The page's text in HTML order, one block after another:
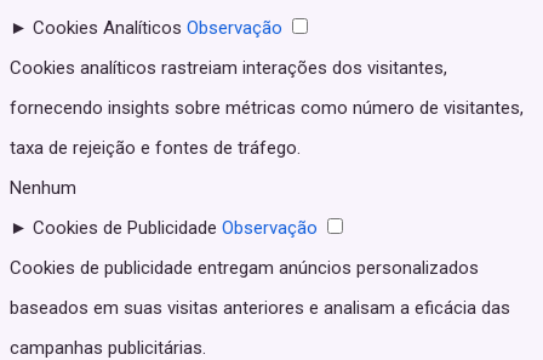
► Cookies Analíticos Observação
Cookies analíticos rastreiam interações dos visitantes,
fornecendo insights sobre métricas como número de visitantes,
taxa de rejeição e fontes de tráfego.
Nenhum
► Cookies de Publicidade Observação
Cookies de publicidade entregam anúncios personalizados
baseados em suas visitas anteriores e analisam a eficácia das
campanhas publicitárias.